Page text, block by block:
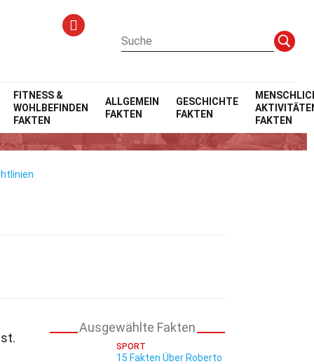
FITNESS &
WOHLBEFINDEN
FAKTEN
ALLGEMEIN
FAKTEN
GESCHICHTE
FAKTEN
FAKTEN
Ausgewählte Fakten
SPORT
15 Fakten Über Roberto